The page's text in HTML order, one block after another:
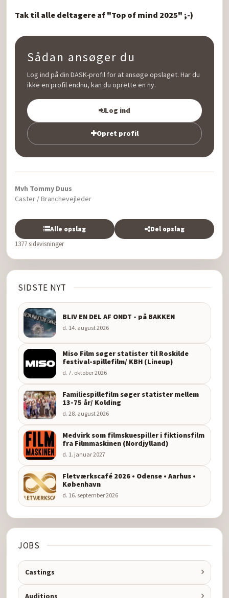
Tak til alle deltagere af "Top of mind 2025" ;-)
Sådan ansøger du
Log ind på din DASK-profil for at ansøge opslaget. Har du
ikke en profil endnu, kan du oprette en ny.
Log ind
Opret profil
Mvh Tommy Duus
Caster / Branchevejleder
Alle opslag
Del opslag
1377 sidevisninger
SIDSTE NYT
BLIV EN DEL AF ONDT - på BAKKEN
d. 14. august 2026
Miso Film søger statister til Roskilde
festival-spillefilm/ KBH (Lineup)
d. 7. oktober 2026
Familiespillefilm søger statister mellem
13-75 år/ Kolding
d. 28. august 2026
Medvirk som filmskuespiller i fiktionsfilm
fra Filmmaskinen (Nordjylland)
d. 1. januar 2027
Fletværkscafé 2026 • Odense • Aarhus •
København
d. 16. september 2026
JOBS
Castings
Auditions